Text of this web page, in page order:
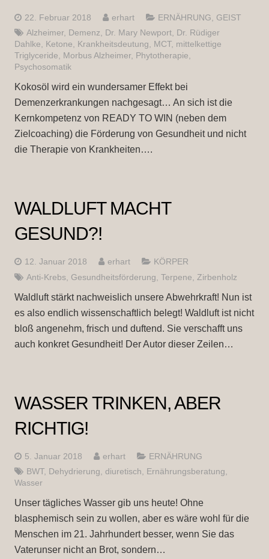
22. Februar 2018 erhart ERNÄHRUNG
GEIST
Alzheimer, Demenz Dr. Mary Newport, Dr. Rüdiger
Dahlke
Ketone Krankheitsdeutung MCT, mittelkettige
Triglyceride
Morbus Alzheimer, Phytotherapie
Psychosomatik
Kokosöl wird ein wundersamer Effekt bei
Demenzerkrankungen nachgesagt… An sich ist die
Kernkompetenz von READY TO WIN (neben dem
Zielcoaching) die Förderung von Gesundheit und nicht
die Therapie von Krankheiten….
WALDLUFT MACHT
GESUND?!
12. Januar 2018 erhart
KÖRPER
Anti-Krebs, Gesundheitsförderung Terpene Zirbenholz
Waldluft stärkt nachweislich unsere Abwehrkraft! Nun ist
es also endlich wissenschaftlich belegt! Waldluft ist nicht
bloß angenehm, frisch und duftend. Sie verschafft uns
auch konkret Gesundheit! Der Autor dieser Zeilen…
WASSER TRINKEN, ABER
RICHTIG!
5. Januar 2018 erhart
ERNÄHRUNG
BWT, Dehydrierung diuretisch Ernährungsberatung
Wasser
Unser tägliches Wasser gib uns heute! Ohne
blasphemisch sein zu wollen, aber es wäre wohl für die
Menschen im 21. Jahrhundert besser, wenn Sie das
Vaterunser nicht an Brot, sondern…